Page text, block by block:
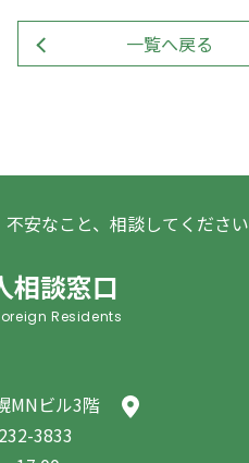
一覧へ戻る
安なこと、相談してください
相談窓口
Foreign Residents
MNビル3階
3833